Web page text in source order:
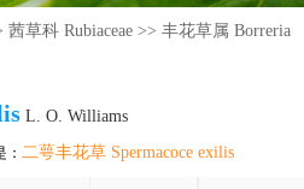
茜草科 Rubiaceae >> 丰花草属 Borreria
L. O. Williams
二萼丰花草 Spermacoce exilis